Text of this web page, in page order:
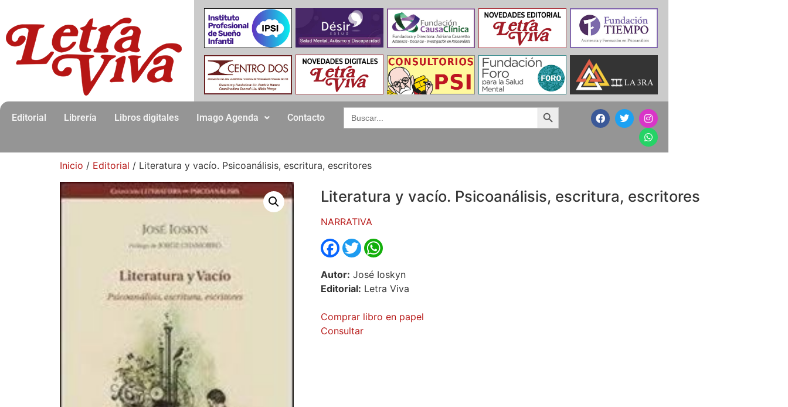
Editorial Librería Libros digitales Imago Agenda Contacto
Search
for:
Search Button
Inicio / Editorial / Literatura y vacío. Psicoanálisis, escritura, escritores
Literatura y vacío. Psicoanálisis, escritura, escritores
NARRATIVA
Facebook
TwitterWhatsApp
Autor: José Ioskyn
Editorial: Letra Viva
Comprar libro en papel
Consultar